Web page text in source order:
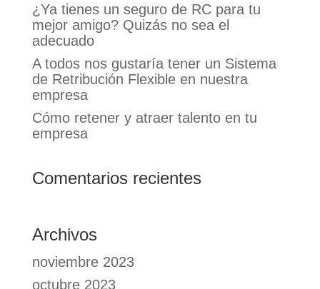
¿Ya tienes un seguro de RC para tu
mejor amigo? Quizás no sea el
adecuado
A todos nos gustaría tener un Sistema
de Retribución Flexible en nuestra
empresa
Cómo retener y atraer talento en tu
empresa
Comentarios recientes
Archivos
noviembre 2023
octubre 2023